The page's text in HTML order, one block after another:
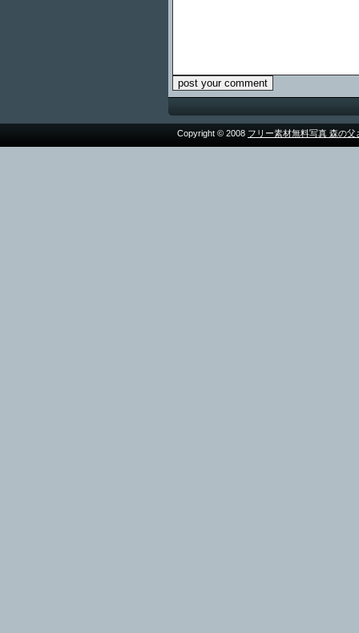
Copyright © 2008 フリー素材無料写真 森の父